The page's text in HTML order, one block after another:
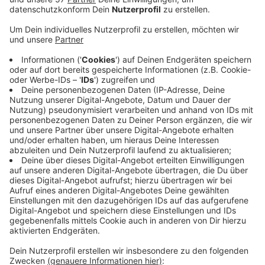
das Paar an. Der Täter kam dann aber näher,
packte den Mann am Hals und drückte ihn gegen
die Wand. Dabei hat sich der Mann leicht verletzt.
Und ihm fiel das Handy aus der Tasche, der Täter
nahm es und lief weg. Die Polizei sucht jetzt
Zeuginnen und Zeugen. Der Täter ist circa 30 bis
40 Jahre alt, 1,70 bis 1,80 Meter groß und er hatte
ein ungepflegtes Erscheinungsbild. Er trug ein
schwarzes T-Shirt, eine dunkle Weste und eine
dunkle Hose. Um den Hals hatte er eine goldene
Kette. Die Frau ist circa 30 bis 35 Jahre alt, 1,60 bis
1,70 Meter groß und korpulent. Sie hatte auch ein
ungepflegtes Erscheinungsbild und blonde,
schulterlange Haare. Sie war dunkel gekleidet. Die
Polizei nimmt Hinweise unter der Telefonnummer
0202/284-0 entgegen.